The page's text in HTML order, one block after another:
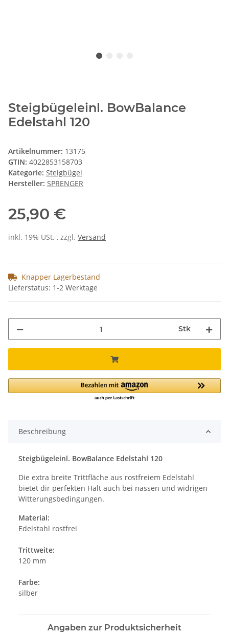
Steigbügeleinl. BowBalance
Edelstahl 120
Artikelnummer: 13175
GTIN: 4022853158703
Kategorie: Steigbügel
Hersteller: SPRENGER
25,90 €
inkl. 19% USt. , zzgl. Versand
Knapper Lagerbestand
Lieferstatus: 1-2 Werktage
Stk
Beschreibung
Steigbügeleinl. BowBalance Edelstahl 120
Die extra breite Trittfläche aus rostfreiem Edelstahl
bietet dir perfekten Halt auch bei nassen und widrigen
Witterungsbedingungen.
Material:
Edelstahl rostfrei
Trittweite:
120 mm
Farbe:
silber
Angaben zur Produktsicherheit